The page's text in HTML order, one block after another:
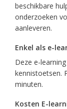
beschikbare
onderzoeken
aanleveren.
Enkel als e-
Deze e-
kennistoetsen.
minuten.
Kosten E-